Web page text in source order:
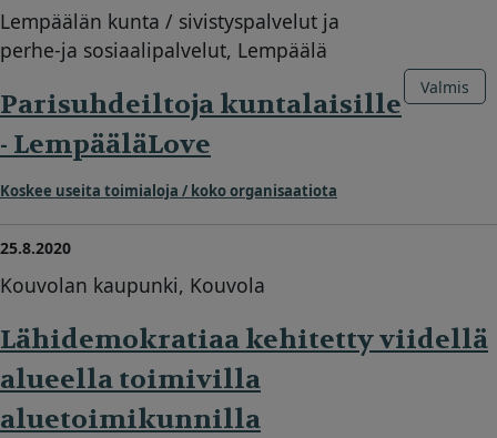
Lempäälän kunta / sivistyspalvelut ja
perhe-ja sosiaalipalvelut, Lempäälä
Parisuhdeiltoja kuntalaisille
- LempääläLove
Koskee useita toimialoja / koko organisaatiota
Valmis
25.8.2020
Kouvolan kaupunki, Kouvola
Lähidemokratiaa kehitetty viidellä
alueella toimivilla
aluetoimikunnilla